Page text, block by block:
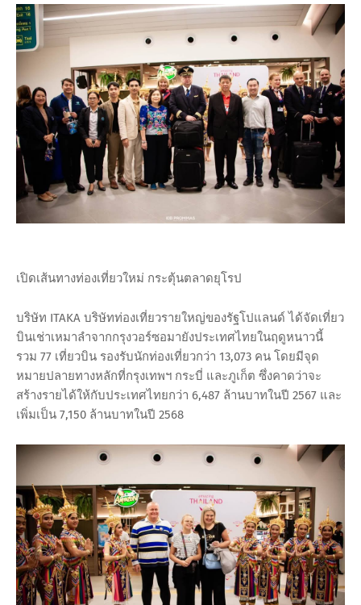
เปิดเส้นทางท่องเที่ยวใหม่ กระตุ้นตลาดยุโรป
บริษัท ITAKA บริษัทท่องเที่ยวรายใหญ่ของรัฐโปแลนด์ ได้จัดเที่ยว
บินเช่าเหมาลำจากกรุงวอร์ซอมายังประเทศไทยในฤดูหนาวนี้
รวม 77 เที่ยวบิน รองรับนักท่องเที่ยวกว่า 13,073 คน โดยมีจุด
หมายปลายทางหลักที่กรุงเทพฯ กระบี่ และภูเก็ต ซึ่งคาดว่าจะ
สร้างรายได้ให้กับประเทศไทยกว่า 6,487 ล้านบาทในปี 2567 และ
เพิ่มเป็น 7,150 ล้านบาทในปี 2568